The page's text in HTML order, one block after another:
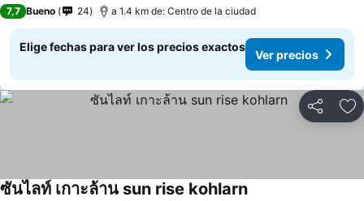
7,7 Bueno 24 a 1.4 km de: Centro de la ciudad
Elige fechas para ver los precios exactos
Ver precios
Compartir
ซันไลท์ เกาะล้าน sun rise kohlarn